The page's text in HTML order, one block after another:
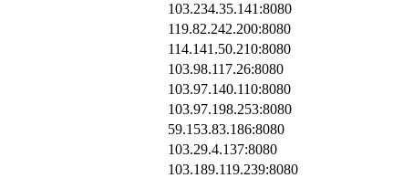
103.234.35.141:8080
119.82.242.200:8080
114.141.50.210:8080
103.98.117.26:8080
103.97.140.110:8080
103.97.198.253:8080
59.153.83.186:8080
103.29.4.137:8080
103.189.119.239:8080